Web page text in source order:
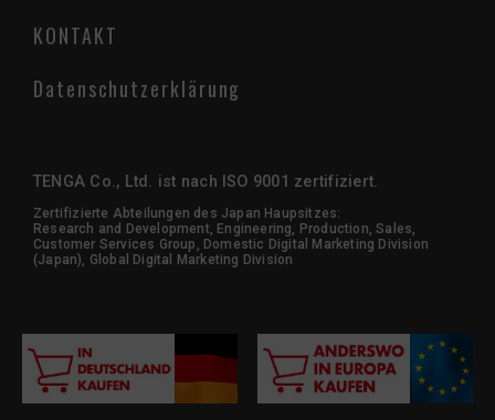
KONTAKT
Datenschutzerklärung
TENGA Co., Ltd. ist nach ISO 9001 zertifiziert.
Zertifizierte Abteilungen des Japan Haupsitzes:
Research and Development, Engineering, Production, Sales,
Customer Services Group, Domestic Digital Marketing Division
(Japan), Global Digital Marketing Division